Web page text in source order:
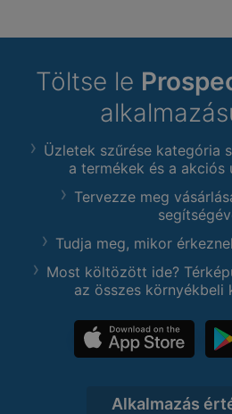
Töltse le
Üzletek szűrése kategória
a termékek és a
Tervezze meg
Tudja meg, mikor
Most költözött ide?
az összes környékbeli
Alkalmazás